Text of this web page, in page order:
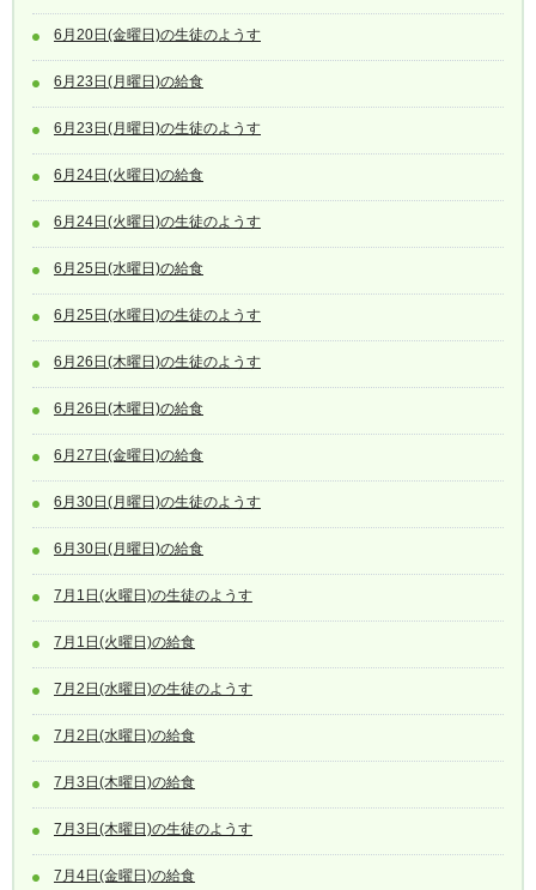
6月20日(金曜日)の生徒のようす
6月23日(月曜日)の給食
6月23日(月曜日)の生徒のようす
6月24日(火曜日)の給食
6月24日(火曜日)の生徒のようす
6月25日(水曜日)の給食
6月25日(水曜日)の生徒のようす
6月26日(木曜日)の生徒のようす
6月26日(木曜日)の給食
6月27日(金曜日)の給食
6月30日(月曜日)の生徒のようす
6月30日(月曜日)の給食
7月1日(火曜日)の生徒のようす
7月1日(火曜日)の給食
7月2日(水曜日)の生徒のようす
7月2日(水曜日)の給食
7月3日(木曜日)の給食
7月3日(木曜日)の生徒のようす
7月4日(金曜日)の給食